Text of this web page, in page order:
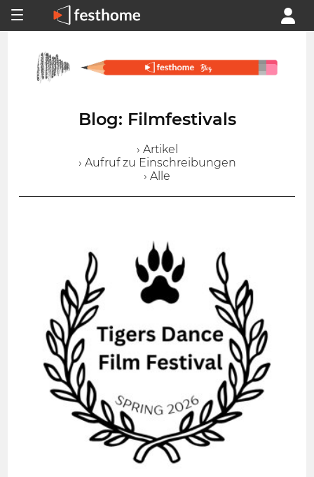
Blog: Filmfestivals
› Artikel
› Aufruf zu Einschreibungen
› Alle